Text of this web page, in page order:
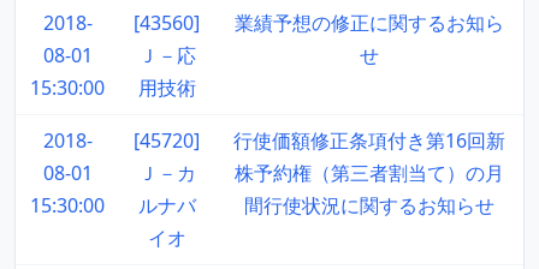
2018-
08-01
15:30:00
[43560]
Ｊ－応
用技術
業績予想の修正に関するお知ら
せ
2018-
08-01
15:30:00
[45720]
Ｊ－カ
ルナバ
イオ
行使価額修正条項付き第16回新
株予約権（第三者割当て）の月
間行使状況に関するお知らせ